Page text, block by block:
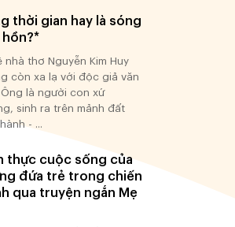
thời gian hay là sóng
hồn?*
nhà thơ Nguyễn Kim Huy
còn xa lạ với độc giả văn
Ông là người con xứ
sinh ra trên mảnh đất
- ...
thực cuộc sống của
đứa trẻ trong chiến
qua truyện ngắn Mẹ